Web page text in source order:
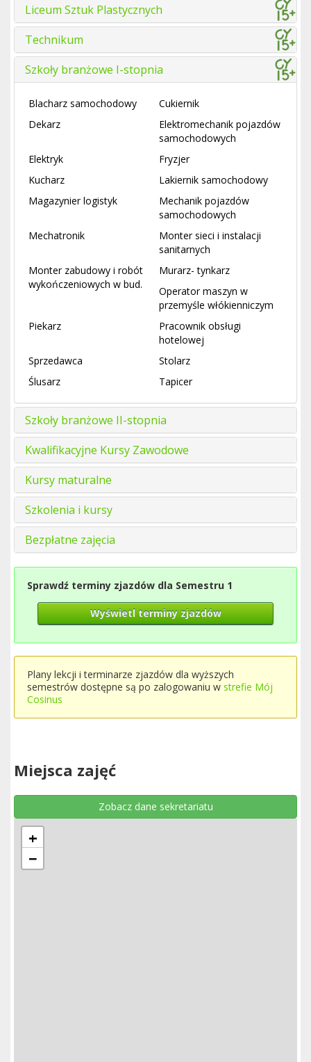
Liceum Sztuk Plastycznych
Technikum
Szkoły branżowe I-stopnia
Blacharz samochodowy
Cukiernik
Dekarz
Elektromechanik pojazdów
samochodowych
Elektryk
Fryzjer
Kucharz
Lakiernik samochodowy
Magazynier logistyk
Mechanik pojazdów
samochodowych
Mechatronik
Monter sieci i instalacji
sanitarnych
Monter zabudowy i robót
wykończeniowych w bud.
Murarz- tynkarz
Operator maszyn w
przemyśle włókienniczym
Piekarz
Pracownik obsługi
hotelowej
Sprzedawca
Stolarz
Ślusarz
Tapicer
Szkoły branżowe II-stopnia
Kwalifikacyjne Kursy Zawodowe
Kursy maturalne
Szkolenia i kursy
Bezpłatne zajęcia
Sprawdź terminy zjazdów dla Semestru 1
Wyświetl terminy zjazdów
Plany lekcji i terminarze zjazdów dla wyższych
semestrów dostępne są po zalogowaniu w strefie Mój
Cosinus
Miejsca zajęć
Zobacz dane sekretariatu
+
−